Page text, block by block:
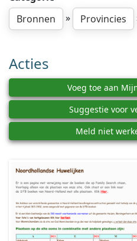
Bronnen
» Provincies
Acties
Voeg toe aan
Suggestie voor
Meld niet